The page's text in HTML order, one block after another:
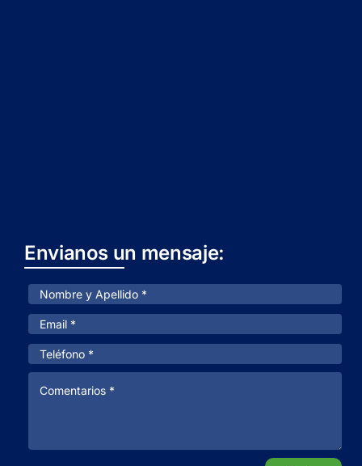
Envianos un mensaje: